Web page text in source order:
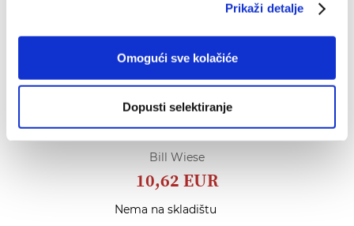
Prikaži detalje
Omogući sve kolačiće
Dopusti selektiranje
23 minute u Paklu
Bill Wiese
10,62 EUR
Nema na skladištu